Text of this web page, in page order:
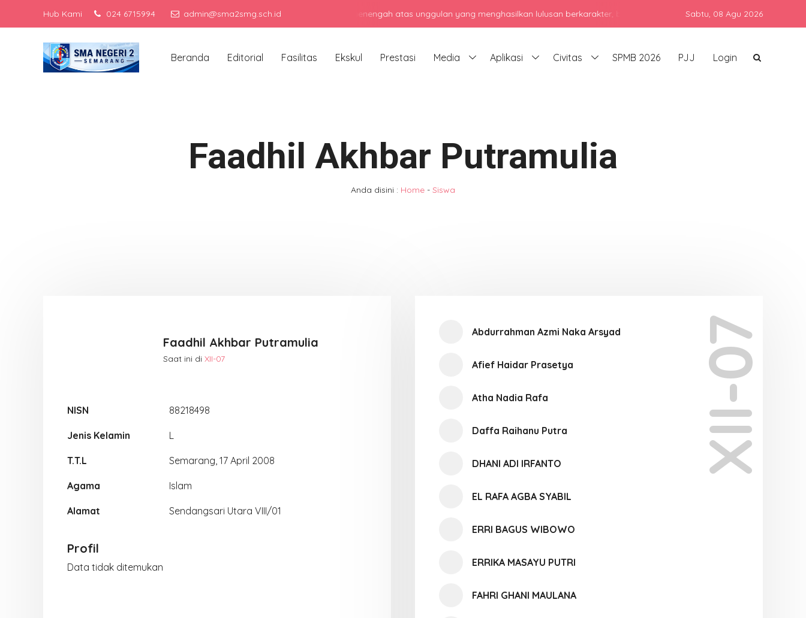
Hub Kami 024 6715994 admin@sma2smg.sch.idMenjadi sekolah menengah atas unggulan yang menghasilkan lulusan berkarakter, berprestasi, dan siap bersaing di era global
Sabtu, 08 Agu 2026
Beranda Editorial Fasilitas Ekskul Prestasi Media Aplikasi Civitas SPMB 2026 PJJ Login
Faadhil Akhbar Putramulia
Anda disini : Home - Siswa
Faadhil Akhbar Putramulia
Saat ini di XII-07
NISN 88218498
Jenis Kelamin L
T.T.L Semarang, 17 April 2008
Agama Islam
Alamat Sendangsari Utara VIII/01
Profil
Data tidak ditemukan
XII-07
Abdurrahman Azmi Naka Arsyad
Afief Haidar Prasetya
Atha Nadia Rafa
Daffa Raihanu Putra
DHANI ADI IRFANTO
EL RAFA AGBA SYABIL
ERRI BAGUS WIBOWO
ERRIKA MASAYU PUTRI
FAHRI GHANI MAULANA